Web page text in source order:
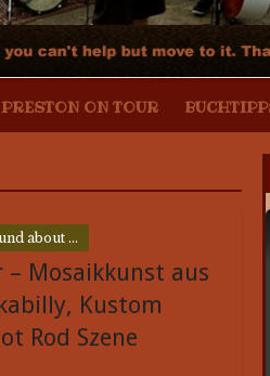
PRESTON ON TOUR
about ...
– Mosaikkunst aus
Kustom
Rod Szene